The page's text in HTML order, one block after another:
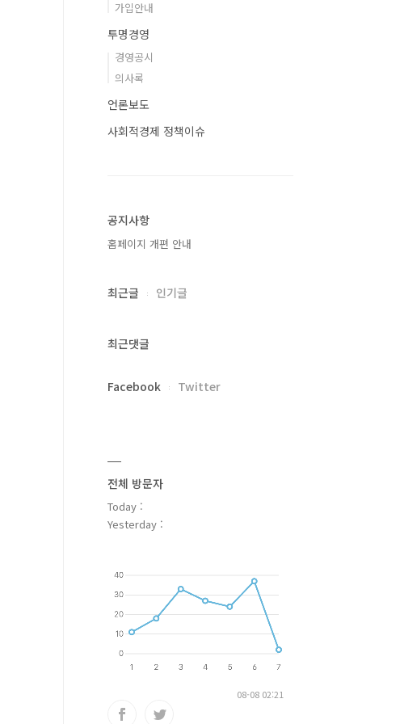
가입안내
투명경영
경영공시
의사록
언론보도
사회적경제 정책이슈
공지사항
홈페이지 개편 안내
최근글 인기글
최근댓글
Facebook Twitter
전체 방문자
Today :
Yesterday :
08-08 02:21